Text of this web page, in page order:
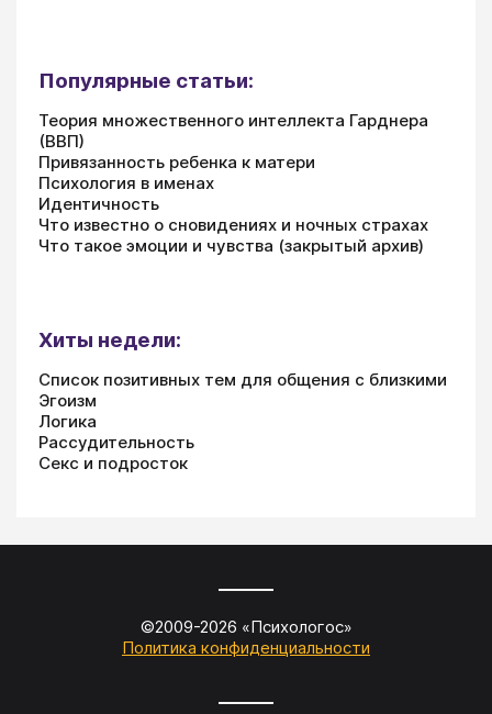
Популярные статьи:
Теория множественного интеллекта Гарднера
(ВВП)
Привязанность ребенка к матери
Психология в именах
Идентичность
Что известно о сновидениях и ночных страхах
Что такое эмоции и чувства (закрытый архив)
Хиты недели:
Список позитивных тем для общения с близкими
Эгоизм
Логика
Рассудительность
Секс и подросток
©2009-2026 «Психологос»
Политика конфиденциальности